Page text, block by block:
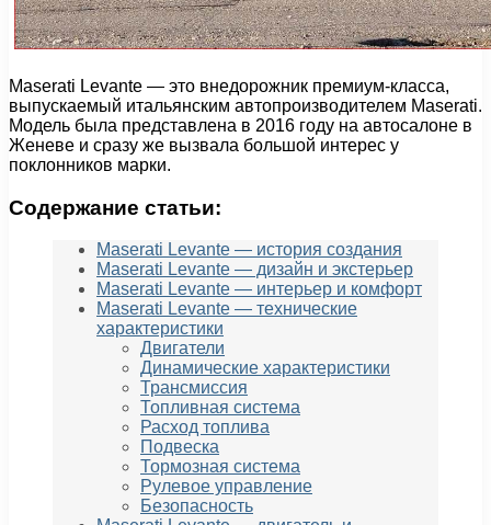
Maserati Levante — это внедорожник премиум-класса,
выпускаемый итальянским автопроизводителем Maserati.
Модель была представлена в 2016 году на автосалоне в
Женеве и сразу же вызвала большой интерес у
поклонников марки.
Содержание статьи:
Maserati Levante — история создания
Maserati Levante — дизайн и экстерьер
Maserati Levante — интерьер и комфорт
Maserati Levante — технические
характеристики
Двигатели
Динамические характеристики
Трансмиссия
Топливная система
Расход топлива
Подвеска
Тормозная система
Рулевое управление
Безопасность